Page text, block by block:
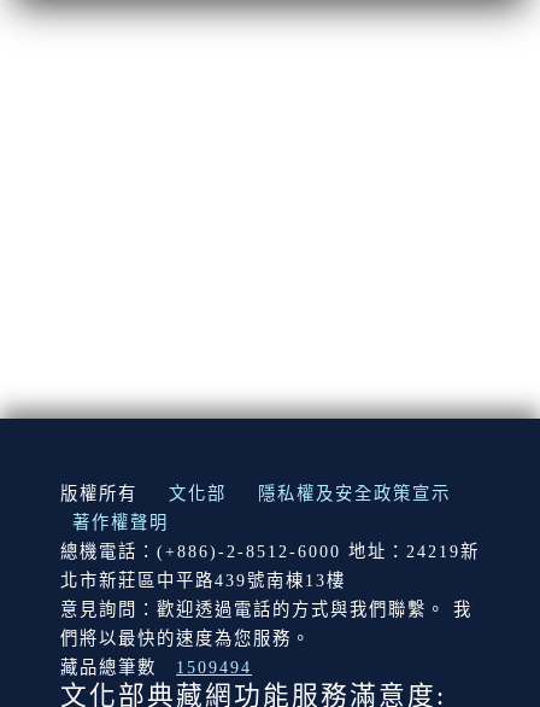
:::
版權所有 文化部
隱私權及安全政策宣示
著作權聲明
總機電話：(+886)-2-8512-6000 地址：24219新
北市新莊區中平路439號南棟13樓
意見詢問：歡迎透過電話的方式與我們聯繫。 我
們將以最快的速度為您服務。
藏品總筆數
1509494
文化部典藏網功能服務滿意度: